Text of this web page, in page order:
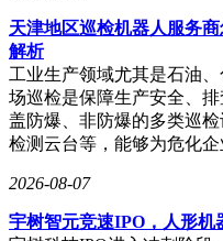
金、招商基金对应的账面
头部量化机构首日账面收
对象合计获配股份对应账
沿私募旗下配售对象首日
的账面浮盈也达到约
天津地区巡检机器人服务
解析
工业生产领域尤其是石油
场巡检是保障生产安全、
盖防爆、非防爆的多类巡
检测云台等，能够为危化
2026-08-07
宇树智元竞速IPO，人形机